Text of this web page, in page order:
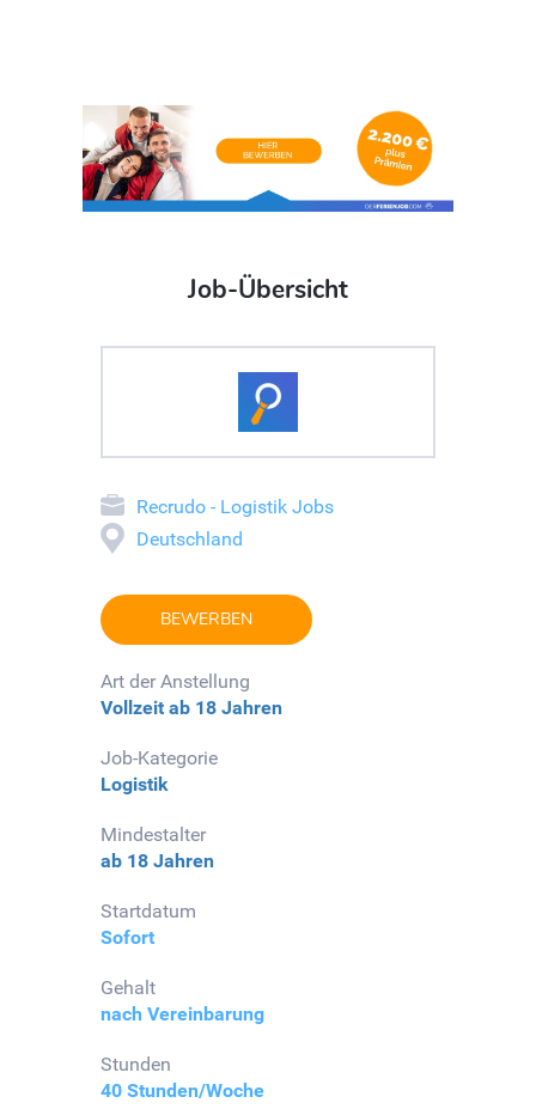
Job-Übersicht
Recrudo - Logistik Jobs
Deutschland
BEWERBEN
Art der Anstellung
Vollzeit ab 18 Jahren
Job-Kategorie
Logistik
Mindestalter
ab 18 Jahren
Startdatum
Sofort
Gehalt
nach Vereinbarung
Stunden
40 Stunden/Woche